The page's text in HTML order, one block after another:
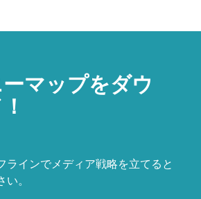
マップをダウ
ラインでメディア戦略を立てると
。